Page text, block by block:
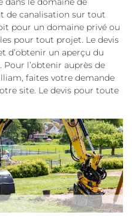
de canalisation sur tout
pour un domaine privé ou
pour tout projet. Le devis
d’obtenir un aperçu du
l’obtenir auprès de
faites votre demande
site. Le devis pour toute